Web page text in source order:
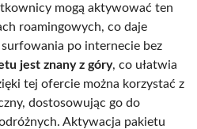
mogą aktywować ten
roamingowych, co daje
po internecie bez
jest znany z góry, co ułatwia
tej ofercie można korzystać z
dostosowując go do
Aktywacja pakietu